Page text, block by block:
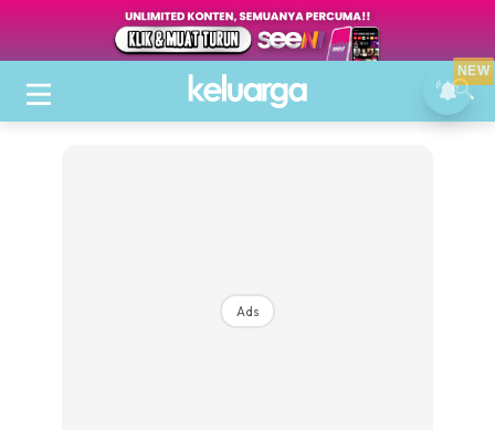
Ads
NEW